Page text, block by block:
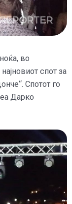
во
спот за
Спотот го
Дарко